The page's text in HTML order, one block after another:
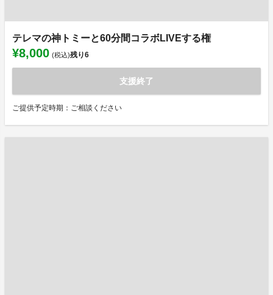
テレマの神トミーと60分間コラボLIVEする権
¥8,000 (税込)残り6
支援終了
ご提供予定時期：ご相談ください